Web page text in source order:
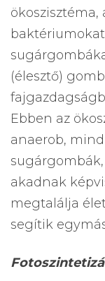
(élesztő)
Ebben az
anaerob,
akadnak
megtalálja
segítik